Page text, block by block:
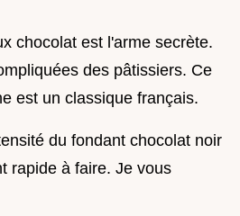
chocolat est l'arme secrète.
des pâtissiers. Ce
est un classique français.
du fondant chocolat noir
rapide à faire. Je vous